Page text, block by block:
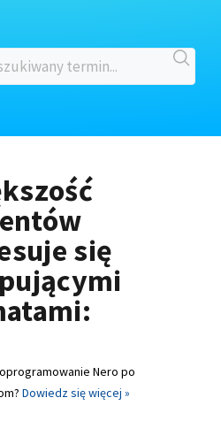
się
Nero po
Dowiedz się więcej »